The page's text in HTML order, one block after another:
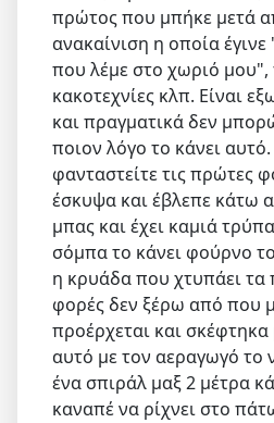
πρώτος που μπήκε μετά
ανακαίνιση η οποία
που λέμε στο χωριό μου",
κακοτεχνίες κλπ. Είναι
και πραγματικά δεν
ποιον λόγο το κάνει
φανταστείτε τις πρώτες
έσκυψα και έβλεπε κάτω
μπας και έχει καμιά
σόμπα το κάνει φούρνο
η κρυάδα που χτυπάει τα
φορές δεν ξέρω από που
προέρχεται και
αυτό με τον αεραγωγό το
ένα σπιράλ μαξ 2 μέτρα
καναπέ να ρίχνει στο